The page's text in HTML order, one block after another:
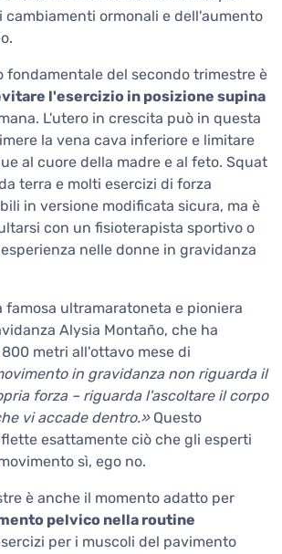
cambiamenti ormonali e dell'aumento
fondamentale del secondo trimestre è
l'esercizio in posizione supina
L'utero in crescita può in questa
la vena cava inferiore e limitare
al cuore della madre e al feto. Squat
terra e molti esercizi di forza
in versione modificata sicura, ma è
con un fisioterapista sportivo o
nelle donne in gravidanza
famosa ultramaratoneta e pioniera
Alysia Montaño, che ha
metri all'ottavo mese di
in gravidanza non riguarda il
forza – riguarda l'ascoltare il corpo
vi accade dentro.»Questo
esattamente ciò che gli esperti
sì, ego no.
è anche il momento adatto per
pelvico nella routine
per i muscoli del pavimento